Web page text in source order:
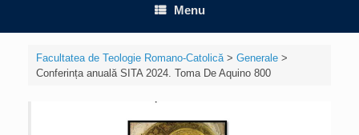
Menu
Facultatea de Teologie Romano-Catolică> Generale>
Conferința anuală SITA 2024. Toma De Aquino 800